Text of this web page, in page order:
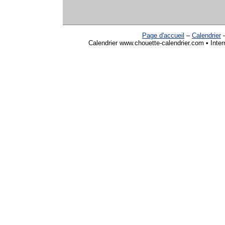
Page d'accueil – Calendrier
Calendrier www.chouette-calendrier.com •